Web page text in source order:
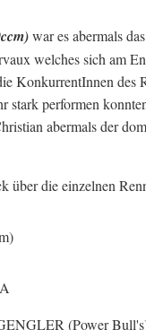
war es abermals
welches sich am
KonkurrentInnen des
stark performen
abermals der
über die einzelnen
(Power